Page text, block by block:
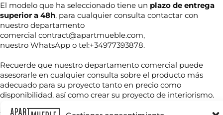
El modelo que ha seleccionado tiene un plazo de entrega
superior a 48h, para cualquier consulta contactar con
nuestro departamento
comercial contract@apartmueble.com,
nuestro WhatsApp o tel:+34977393878.
Recuerde que nuestro departamento comercial puede
asesorarle en cualquier consulta sobre el producto más
adecuado para su proyecto tanto en precio como
disponibilidad, así como crear su proyecto de interiorismo.
N
o
m
r
e
*
T
e
l
é
o
C